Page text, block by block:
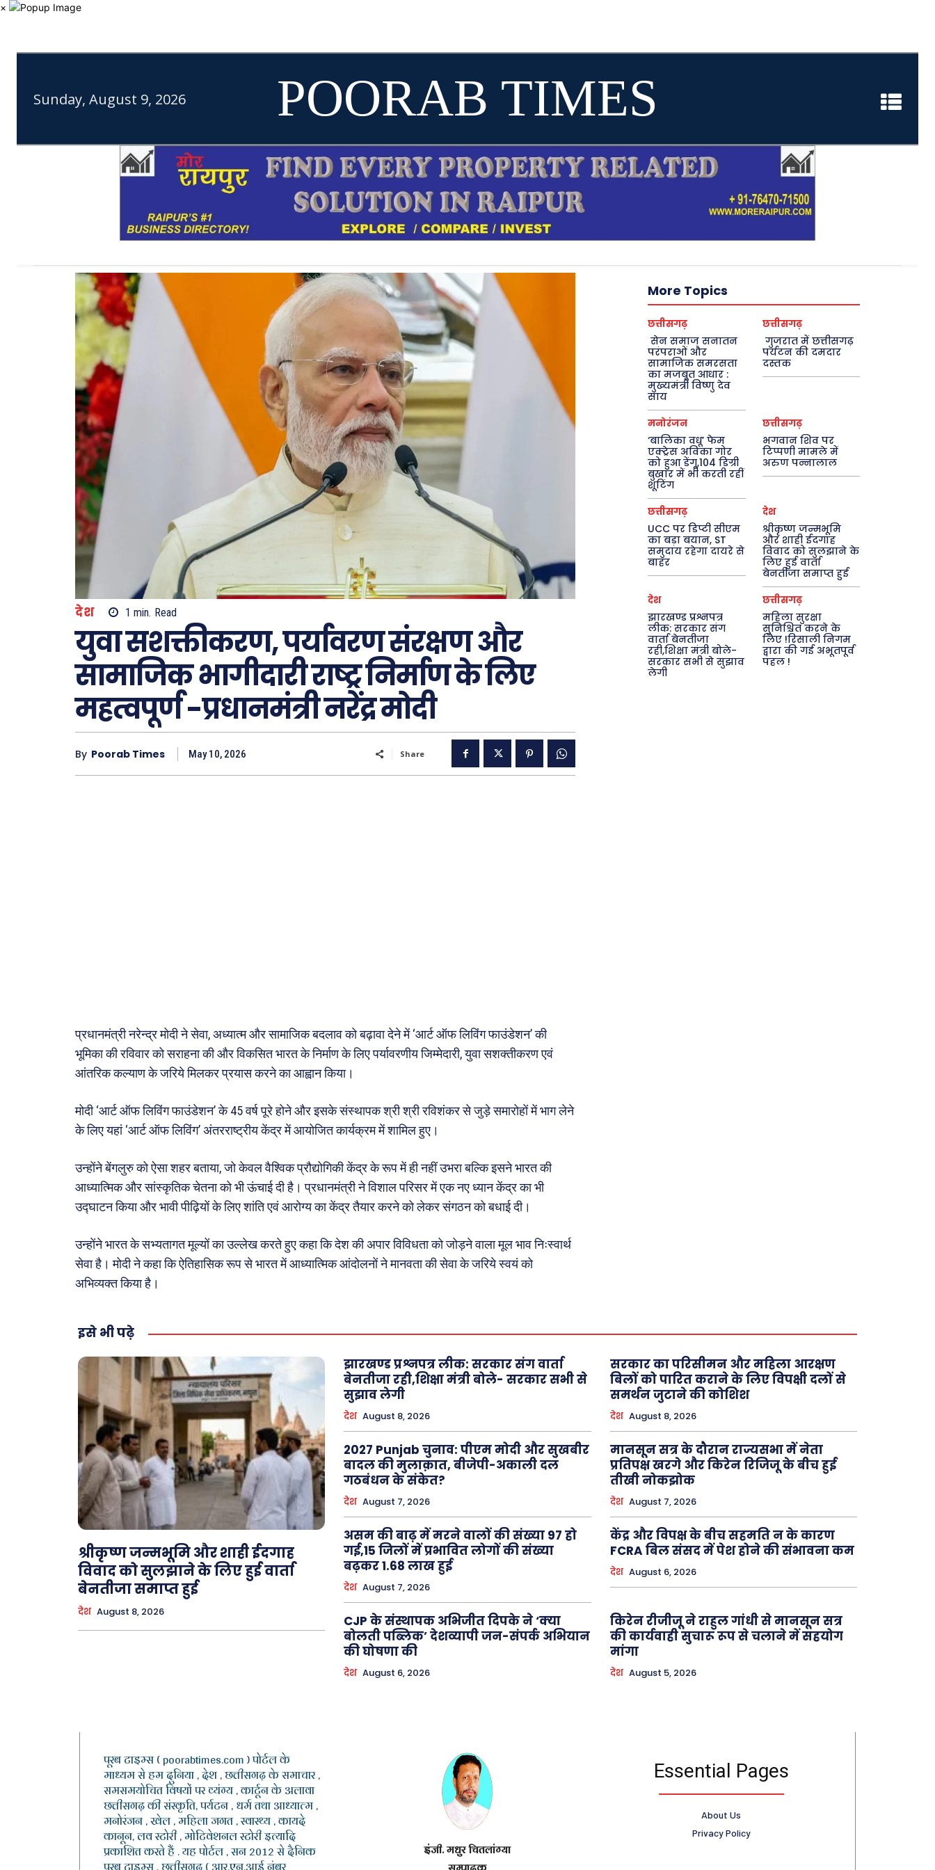
खेल
अजब-ग़ज़ब
पर्यटन
Tech
Mobiles
स्वास्थ्य
क़ायदे क़ानून जानकारी
कैरियर और शिक्षा
Real Estate
Finance
×
Sunday, August 9, 2026 POORAB TIMES
देश 1 min. Read
युवा सशक्तीकरण, पर्यावरण संरक्षण और
सामाजिक भागीदारी राष्ट्र निर्माण के लिए
महत्वपूर्ण -प्रधानमंत्री नरेंद्र मोदी
By Poorab Times May 10, 2026 Share
प्रधानमंत्री नरेन्द्र मोदी ने सेवा, अध्यात्म और सामाजिक बदलाव को बढ़ावा देने में ‘आर्ट ऑफ लिविंग फाउंडेशन’ की
भूमिका की रविवार को सराहना की और विकसित भारत के निर्माण के लिए पर्यावरणीय जिम्मेदारी, युवा सशक्तीकरण एवं
आंतरिक कल्याण के जरिये मिलकर प्रयास करने का आह्वान किया।
मोदी ‘आर्ट ऑफ लिविंग फाउंडेशन’ के 45 वर्ष पूरे होने और इसके संस्थापक श्री श्री रविशंकर से जुड़े समारोहों में भाग लेने
के लिए यहां ‘आर्ट ऑफ लिविंग’ अंतरराष्ट्रीय केंद्र में आयोजित कार्यक्रम में शामिल हुए।
उन्होंने बेंगलुरु को ऐसा शहर बताया, जो केवल वैश्विक प्रौद्योगिकी केंद्र के रूप में ही नहीं उभरा बल्कि इसने भारत की
आध्यात्मिक और सांस्कृतिक चेतना को भी ऊंचाई दी है। प्रधानमंत्री ने विशाल परिसर में एक नए ध्यान केंद्र का भी
उद्घाटन किया और भावी पीढ़ियों के लिए शांति एवं आरोग्य का केंद्र तैयार करने को लेकर संगठन को बधाई दी।
उन्होंने भारत के सभ्यतागत मूल्यों का उल्लेख करते हुए कहा कि देश की अपार विविधता को जोड़ने वाला मूल भाव निःस्वार्थ
सेवा है। मोदी ने कहा कि ऐतिहासिक रूप से भारत में आध्यात्मिक आंदोलनों ने मानवता की सेवा के जरिये स्वयं को
अभिव्यक्त किया है।
More Topics
छत्तीसगढ़
सेन समाज सनातन
परंपराओं और
सामाजिक समरसता
का मजबूत आधार :
मुख्यमंत्री विष्णु देव
साय
छत्तीसगढ़
गुजरात में छत्तीसगढ़
पर्यटन की दमदार
दस्तक
मनोरंजन
‘बालिका वधू’ फेम
एक्ट्रेस अविका गोर
को हुआ डेंगू,104 डिग्री
बुखार में भी करती रहीं
शूटिंग
छत्तीसगढ़
भगवान शिव पर
टिप्पणी मामले में
अरुण पन्नालाल
छत्तीसगढ़
UCC पर डिप्टी सीएम
का बड़ा बयान, ST
समुदाय रहेगा दायरे से
बाहर
देश
श्रीकृष्ण जन्मभूमि
और शाही ईदगाह
विवाद को सुलझाने के
लिए हुई वार्ता
बेनतीजा समाप्त हुई
देश
झारखण्ड प्रश्नपत्र
लीक: सरकार संग
वार्ता बेनतीजा
रही,शिक्षा मंत्री बोले-
सरकार सभी से सुझाव
लेगी
छत्तीसगढ़
महिला सुरक्षा
सुनिश्चित करने के
लिए !रिसाली निगम
द्वारा की गई अभूतपूर्व
पहल !
इसे भी पढ़े
श्रीकृष्ण जन्मभूमि और शाही ईदगाह
विवाद को सुलझाने के लिए हुई वार्ता
बेनतीजा समाप्त हुई
देश August 8, 2026
झारखण्ड प्रश्नपत्र लीक: सरकार संग वार्ता
बेनतीजा रही,शिक्षा मंत्री बोले- सरकार सभी से
सुझाव लेगी
देश August 8, 2026
सरकार का परिसीमन और महिला आरक्षण
बिलों को पारित कराने के लिए विपक्षी दलों से
समर्थन जुटाने की कोशिश
देश August 8, 2026
2027 Punjab चुनाव: पीएम मोदी और सुखबीर
बादल की मुलाक़ात, बीजेपी-अकाली दल
गठबंधन के संकेत?
देश August 7, 2026
मानसून सत्र के दौरान राज्यसभा में नेता
प्रतिपक्ष खरगे और किरेन रिजिजू के बीच हुई
तीखी नोकझोक
देश August 7, 2026
असम की बाढ़ में मरने वालों की संख्या 97 हो
गई,15 जिलों में प्रभावित लोगों की संख्या
बढ़कर 1.68 लाख हुई
देश August 7, 2026
केंद्र और विपक्ष के बीच सहमति न के कारण
FCRA बिल संसद में पेश होने की संभावना कम
देश August 6, 2026
CJP के संस्थापक अभिजीत दिपके ने ‘क्या
बोलती पब्लिक’ देशव्यापी जन-संपर्क अभियान
की घोषणा की
देश August 6, 2026
किरेन रीजीजू ने राहुल गांधी से मानसून सत्र
की कार्यवाही सुचारू रूप से चलाने में सहयोग
मांगा
देश August 5, 2026
पूरब टाइम्स ( poorabtimes.com ) पोर्टल के
माध्यम से हम दुनिया , देश , छत्तीसगढ़ के समाचार ,
समसमयोचित विषयों पर व्यंग्य , कार्टून के अलावा
छत्तीसगढ़ की संस्कृति, पर्यटन , धर्म तथा आध्यात्म ,
मनोरंजन , खेल , महिला जगत , स्वास्थ्य , कायदे
कानून, लव स्टोरी , मोटिवेशनल स्टोरी इत्यादि
प्रकाशित करते हैं . यह पोर्टल , सन 2012 से दैनिक
इंजी. मधुर चितलांग्या
Essential Pages
About Us
Privacy Policy